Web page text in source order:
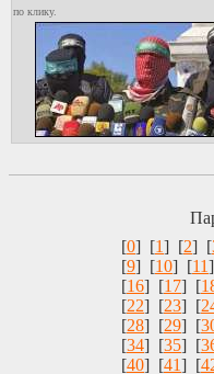
по клику.
[0] [1] [2] [
[9] [10] [11
[16] [17] [
[22] [23] [
[28] [29] [
[34] [35] [
[40] [41] [